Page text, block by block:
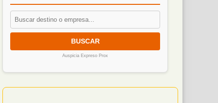
BUSCAR
Auspicia Expreso Prox